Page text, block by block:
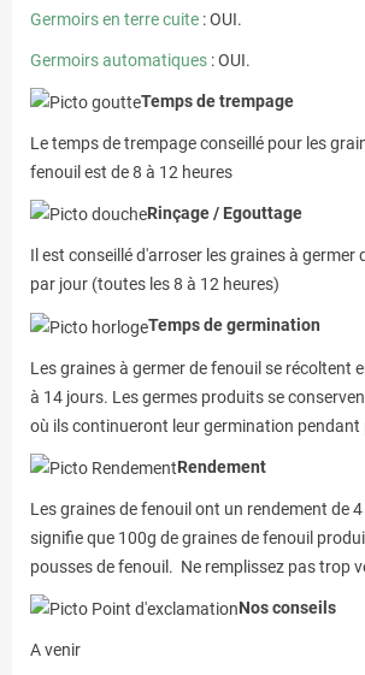
Germoirs en terre cuite : OUI.
Germoirs automatiques : OUI.
Temps de trempage
Le temps de trempage conseillé pour les
fenouil est de 8 à 12 heures
Rinçage / Egouttage
Il est conseillé d'arroser les graines à germer
par jour (toutes les 8 à 12 heures)
Temps de germination
Les graines à germer de fenouil se récoltent
à 14 jours. Les germes produits se
où ils continueront leur germination pendant
Rendement
Les graines de fenouil ont un rendement de
signifie que 100g de graines de fenouil
pousses de fenouil. Ne remplissez pas trop
Nos conseils
A venir